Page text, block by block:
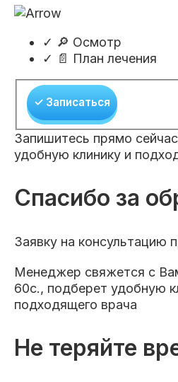
✓ 🔎 Осмотр
✓ 📄 План лечения
✓ Записаться
Запишитесь прямо
удобную клинику и
Спасибо за
Заявку на консультацию
Менеджер свяжется с
60с., подберет удобную
подходящего врача
Не теряйте